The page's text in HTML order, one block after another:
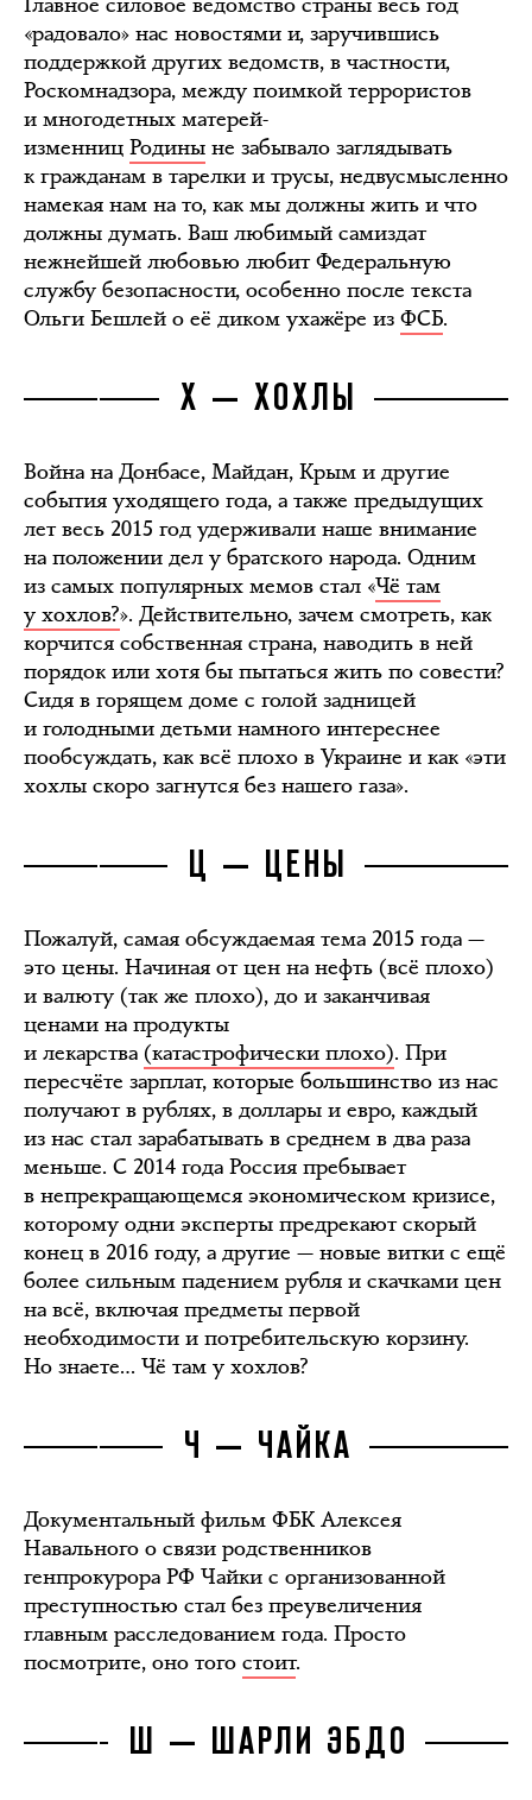
«радовало» нас новостями и, заручившись
поддержкой других ведомств, в частности,
Роскомнадзора, между поимкой террористов
и многодетных матерей-
изменниц Родины не забывало заглядывать
к гражданам в тарелки и трусы, недвусмысленно
намекая нам на то, как мы должны жить и что
должны думать. Ваш любимый самиздат
нежнейшей любовью любит Федеральную
службу безопасности, особенно после текста
Ольги Бешлей о её диком ухажёре из ФСБ.
Х — ХОХЛЫ
Война на Донбасе, Майдан, Крым и другие
события уходящего года, а также предыдущих
лет весь 2015 год удерживали наше внимание
на положении дел у братского народа. Одним
из самых популярных мемов стал «Чё там
у хохлов?». Действительно, зачем смотреть, как
корчится собственная страна, наводить в ней
порядок или хотя бы пытаться жить по совести?
Сидя в горящем доме с голой задницей
и голодными детьми намного интереснее
пообсуждать, как всё плохо в Украине и как «эти
хохлы скоро загнутся без нашего газа».
Ц — ЦЕНЫ
Пожалуй, самая обсуждаемая тема 2015 года —
это цены. Начиная от цен на нефть (всё плохо)
и валюту (так же плохо), до и заканчивая
ценами на продукты
и лекарства (катастрофически плохо). При
пересчёте зарплат, которые большинство из нас
получают в рублях, в доллары и евро, каждый
из нас стал зарабатывать в среднем в два раза
меньше. С 2014 года Россия пребывает
в непрекращающемся экономическом кризисе,
которому одни эксперты предрекают скорый
конец в 2016 году, а другие — новые витки с ещё
более сильным падением рубля и скачками цен
на всё, включая предметы первой
необходимости и потребительскую корзину.
Но знаете… Чё там у хохлов?
Ч — ЧАЙКА
Документальный фильм ФБК Алексея
Навального о связи родственников
генпрокурора РФ Чайки с организованной
преступностью стал без преувеличения
главным расследованием года. Просто
посмотрите, оно того стоит.
Ш — ШАРЛИ ЭБДО